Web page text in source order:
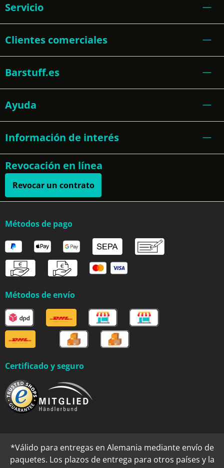
Servicio
Clientes comerciales
Barstuff.es
Ayuda
Información de interés
Revocación en línea
Revocar un contrato
Métodos de pago
Métodos de envío
Certificado y seguro
*Válido para entregas en Alemania mediante envío de
paquetes. Los plazos de entrega para otros países y la